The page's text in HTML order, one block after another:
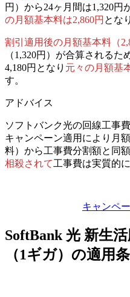
円）から24ヶ月間は1,320円
の月額基本料は2,860円 とな
割引適用後の月額基本料（
（1,320円）が合算されるた
4,180円となり 元々の月額基
す。
アドバイス
ソフトバンク光の回線工事
キャンペーン適用により月
料）から工事費分割額と同
相殺されて工事費は実質的
キャンペ
SoftBank 光 新生
（1ギガ）の適用